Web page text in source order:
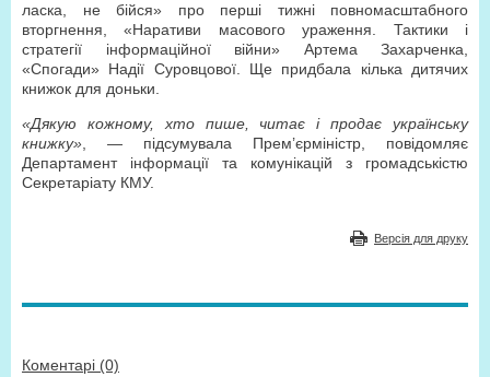
ласка, не бійся» про перші тижні повномасштабного
вторгнення, «Наративи масового ураження. Тактики і
стратегії інформаційної війни» Артема Захарченка,
«Спогади» Надії Суровцової. Ще придбала кілька дитячих
книжок для доньки.
«Дякую кожному, хто пише, читає і продає українську
книжку» , — підсумувала Прем’єр­міністр, повідомляє
Департамент інформації та комунікацій з громадськістю
Секретаріату КМУ.
Версія для друку
Коментарі (0)